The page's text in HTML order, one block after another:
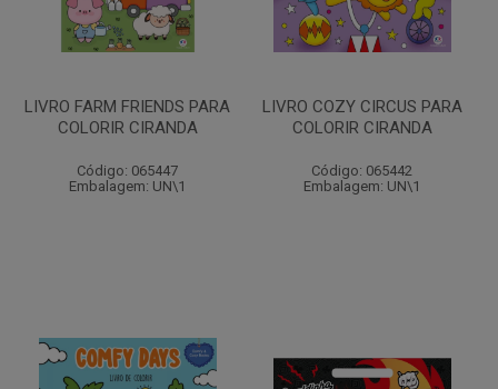
LIVRO FARM FRIENDS PARA
COLORIR CIRANDA
Código: 065447
Embalagem: UN\1
LIVRO COZY CIRCUS PARA
COLORIR CIRANDA
Código: 065442
Embalagem: UN\1